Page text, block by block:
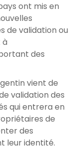
ont mis en
de validation ou
à
des
vient de
validation des
qui entrera en
de
des
leur identité.